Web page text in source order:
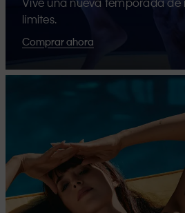
límites.
Comprar ahora